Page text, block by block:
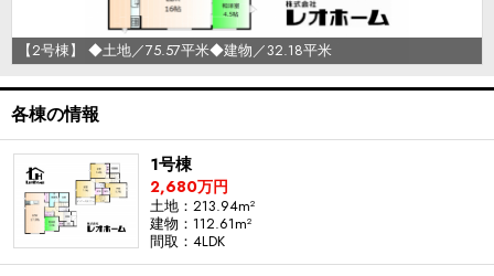
【2号棟】 ◆土地／75.57平米◆建物／32.18平米
各棟の情報
1号棟
2,680万円
土地：213.94m²
建物：112.61m²
間取：4LDK